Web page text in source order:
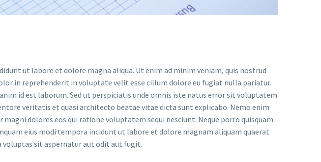
ut labore et dolore magna aliqua. Ut enim ad minim veniam, quis nostrud
in reprehenderit in voluptate velit esse cillum dolore eu fugiat nulla pariatur.
id est laborum. Sed ut perspiciatis unde omnis iste natus error sit voluptatem
veritatis et quasi architecto beatae vitae dicta sunt explicabo. Nemo enim
dolores eos qui ratione voluptatem sequi nesciunt. Neque porro quisquam
eius modi tempora incidunt ut labore et dolore magnam aliquam quaerat
sit aspernatur aut odit aut fugit.